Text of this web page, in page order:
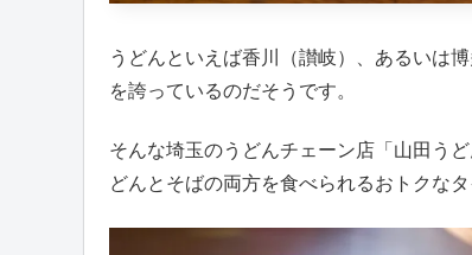
うどんといえば香川（讃岐）、あるいは
を誇っているのだそうです。
そんな埼玉のうどんチェーン店「山田う
どんとそばの両方を食べられるおトクなタ